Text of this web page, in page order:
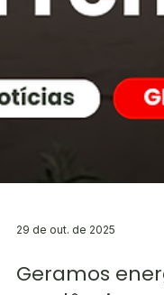
29 de out. de 2025